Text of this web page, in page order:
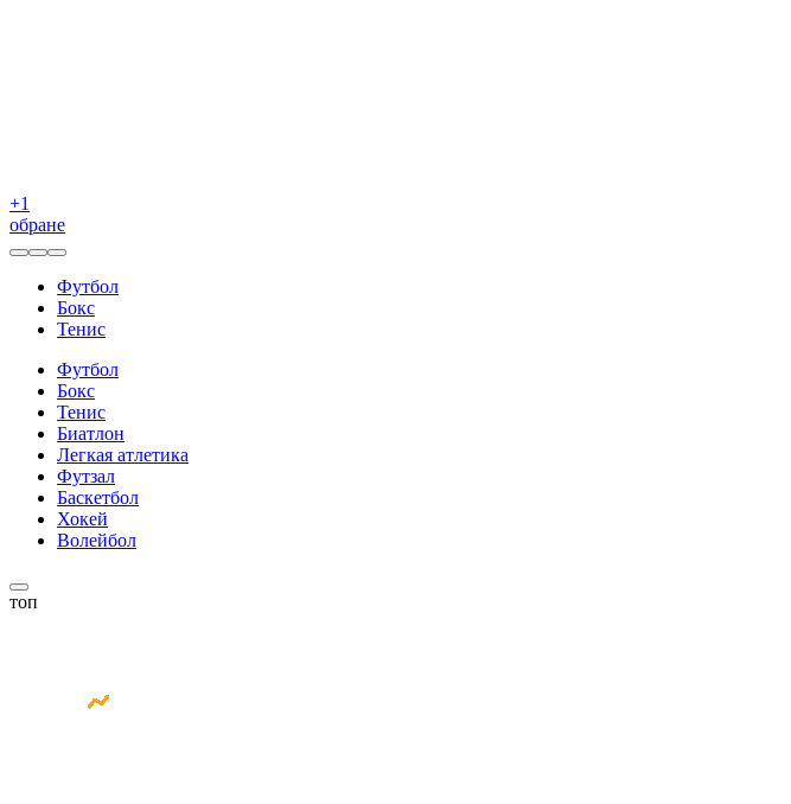
+1
обране
Футбол
Бокс
Тенис
Футбол
Бокс
Тенис
Биатлон
Легкая атлетика
Футзал
Баскетбол
Хокей
Волейбол
топ